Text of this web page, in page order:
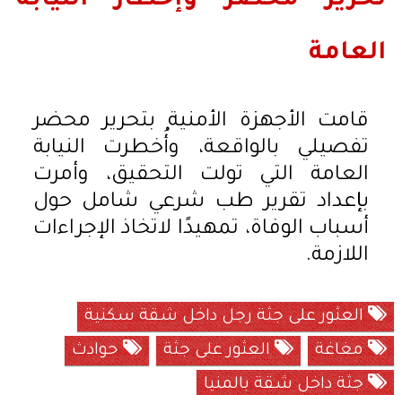
العامة
قامت الأجهزة الأمنية بتحرير محضر
تفصيلي بالواقعة، وأُخطرت النيابة
العامة التي تولت التحقيق، وأمرت
بإعداد تقرير طب شرعي شامل حول
أسباب الوفاة، تمهيدًا لاتخاذ الإجراءات
اللازمة.
العثور على جثة رجل داخل شقة سكنية
مغاغة
العثور على جثة
حوادث
جثة داخل شقة بالمنيا